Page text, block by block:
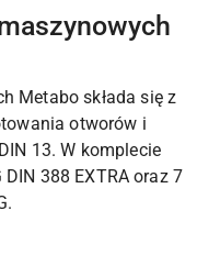
Metabo składa się z
otworów i
13. W komplecie
388 EXTRA oraz 7